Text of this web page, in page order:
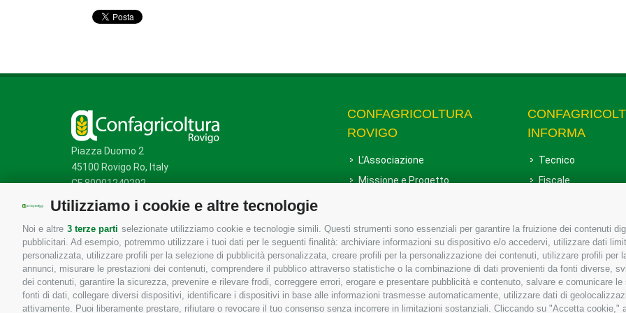
Utilizziamo i cookie e altre tecnologie
Noi e altre 3 terze parti selezionate utilizziamo cookie e tecnologie simili. Questi strumenti sono essenziali per garantire la fruizione dei contenuti
pubblicitari. Ad esempio, potremmo utilizzare i tuoi dati per le seguenti finalità: archiviare informazioni su dispositivo e/o accedervi, utilizzare dati
personalizzata, utilizzare profili per la selezione di pubblicità personalizzata, creare profili per la personalizzazione dei contenuti, utilizzare profili
annunci, misurare le prestazioni dei contenuti, comprendere il pubblico attraverso statistiche o la combinazione di dati provenienti da fonti diverse,
dei contenuti, garantire la sicurezza, prevenire e rilevare frodi, correggere errori, erogare e presentare pubblicità e contenuto, salvare e comunicare
fonti di dati, collegare diversi dispositivi, identificare i dispositivi in base alle informazioni trasmesse automaticamente, utilizzare dati di
attivamente. Puoi liberamente prestare, rifiutare o revocare il tuo consenso senza incorrere in limitazioni sostanziali. Cliccando su "Accetta
Piazza Duomo 2
45100 Rovigo Ro, Italy
CF 80001240292
Mappa del sito/Privacy Policy /Cookie Policy
CONFAGRICOLTURA
ROVIGO
L'Associazione
Missione e Progetto
Uffici della Sede provinciale
Le Sedi di Zona
Agricoltori S.r.l.
Whistleblowing Confagricoltura
INFORMA
Tecnico
Fiscale
Associazione